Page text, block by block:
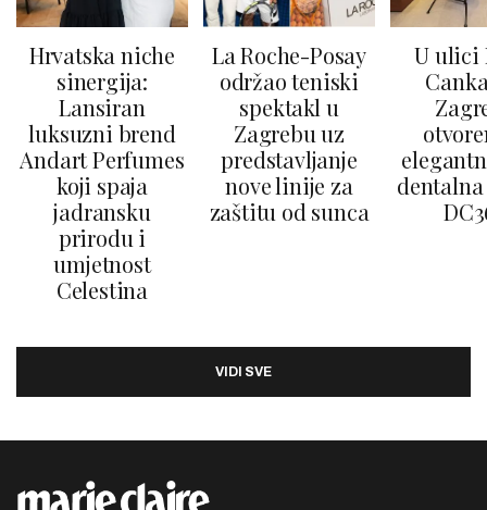
Hrvatska niche
sinergija:
Lansiran
luksuzni brend
Andart Perfumes
koji spaja
jadransku
prirodu i
umjetnost
Celestina
La Roche-Posay
održao teniski
spektakl u
Zagrebu uz
predstavljanje
nove linije za
zaštitu od sunca
U ulici
VIDI SVE